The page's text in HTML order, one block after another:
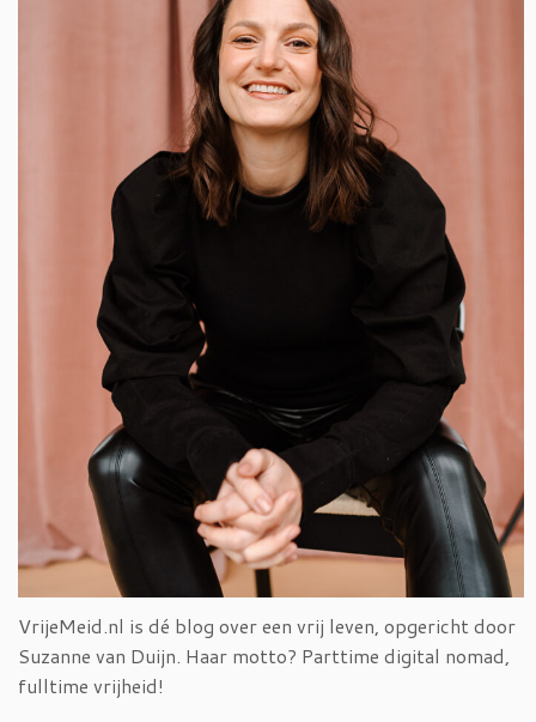
VrijeMeid.nl is dé blog over een vrij leven, opgericht door
Suzanne van Duijn. Haar motto? Parttime digital nomad,
fulltime vrijheid!